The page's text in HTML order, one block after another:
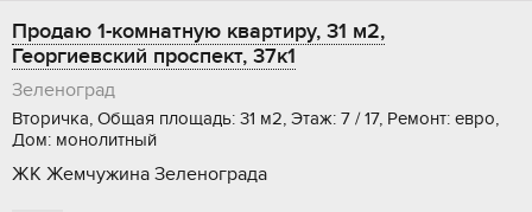
Продаю 1-комнатную квартиру, 31 м2,
Георгиевский проспект, 37к1
Зеленоград
Вторичка, Общая площадь: 31 м2, Этаж: 7 / 17, Ремонт: евро,
Дом: монолитный
ЖК Жемчужина Зеленограда